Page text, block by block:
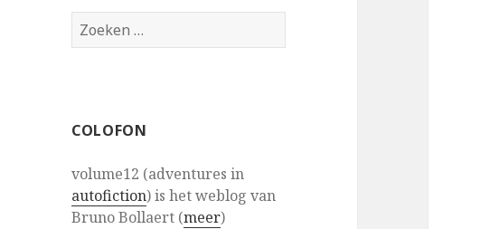
Zoeken
naar:
COLOFON
volume12 (adventures in
autofiction) is het weblog van
Bruno Bollaert (meer)